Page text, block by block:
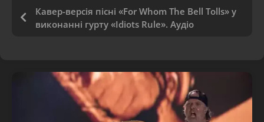
Кавер-версія пісні «For Whom The Bell Tolls» у
виконанні гурту «Idiots Rule». Аудіо